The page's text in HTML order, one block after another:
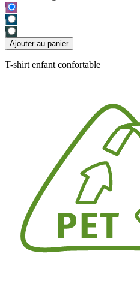
Ajouter au panier
T-shirt enfant confortable